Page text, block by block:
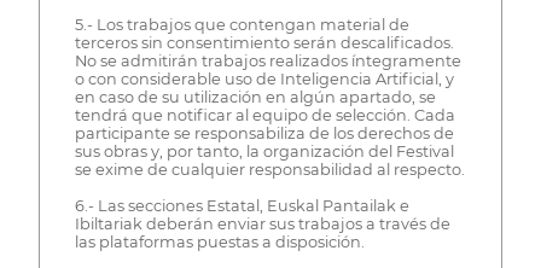
5.- Los trabajos que contengan material de
terceros sin consentimiento serán descalificados.
No se admitirán trabajos realizados íntegramente
o con considerable uso de Inteligencia Artificial, y
en caso de su utilización en algún apartado, se
tendrá que notificar al equipo de selección. Cada
participante se responsabiliza de los derechos de
sus obras y, por tanto, la organización del Festival
se exime de cualquier responsabilidad al respecto.
6.- Las secciones Estatal, Euskal Pantailak e
Ibiltariak deberán enviar sus trabajos a través de
las plataformas puestas a disposición.